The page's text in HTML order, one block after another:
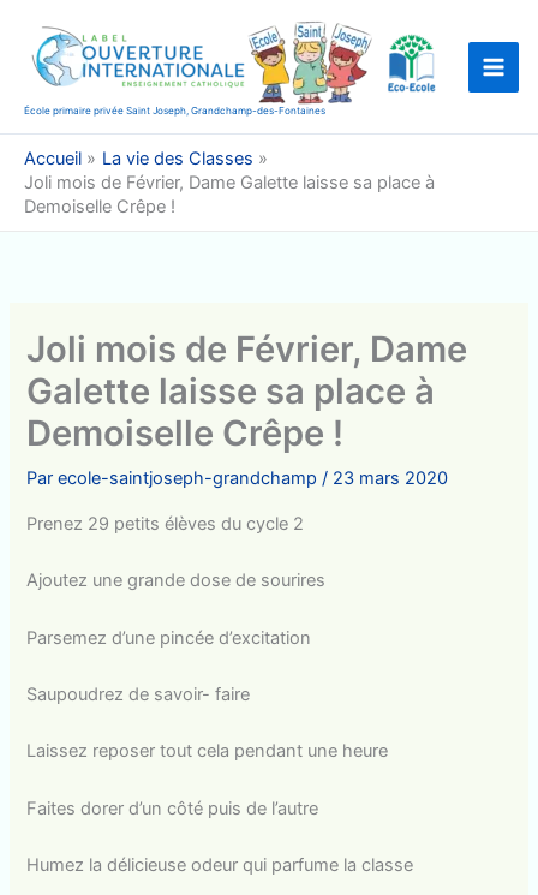
contenu
École primaire privée Saint Joseph, Grandchamp-des-Fontaines
Accueil
La vie des Classes
Joli mois de Février, Dame Galette laisse sa place à
Demoiselle Crêpe !
Joli mois de Février, Dame
Galette laisse sa place à
Demoiselle Crêpe !
Parecole-saintjoseph-grandchamp/ 23 mars 2020
Prenez 29 petits élèves du cycle 2
Ajoutez une grande dose de sourires
Parsemez d’une pincée d’excitation
Saupoudrez de savoir- faire
Laissez reposer tout cela pendant une heure
Faites dorer d’un côté puis de l’autre
Humez la délicieuse odeur qui parfume la classe